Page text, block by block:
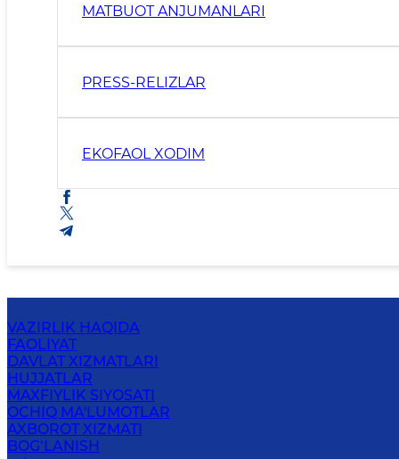
MATBUOT ANJUMANLARI
PRESS-RELIZLAR
EKOFAOL XODIM
VAZIRLIK HAQIDA
FAOLIYAT
DAVLAT XIZMATLARI
HUJJATLAR
MAXFIYLIK SIYOSATI
OCHIQ MA'LUMOTLAR
AXBOROT XIZMATI
BOG‘LANISH